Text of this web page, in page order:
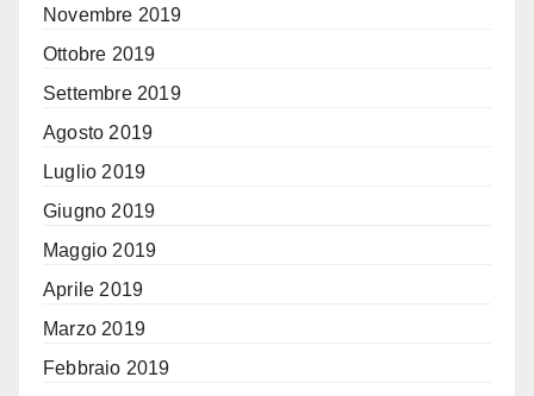
Novembre 2019
Ottobre 2019
Settembre 2019
Agosto 2019
Luglio 2019
Giugno 2019
Maggio 2019
Aprile 2019
Marzo 2019
Febbraio 2019